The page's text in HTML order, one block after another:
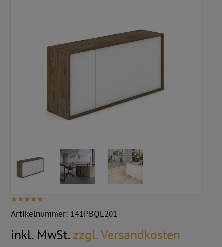
Artikelnummer: 141PBQL201
inkl. MwSt.zzgl. Versandkosten